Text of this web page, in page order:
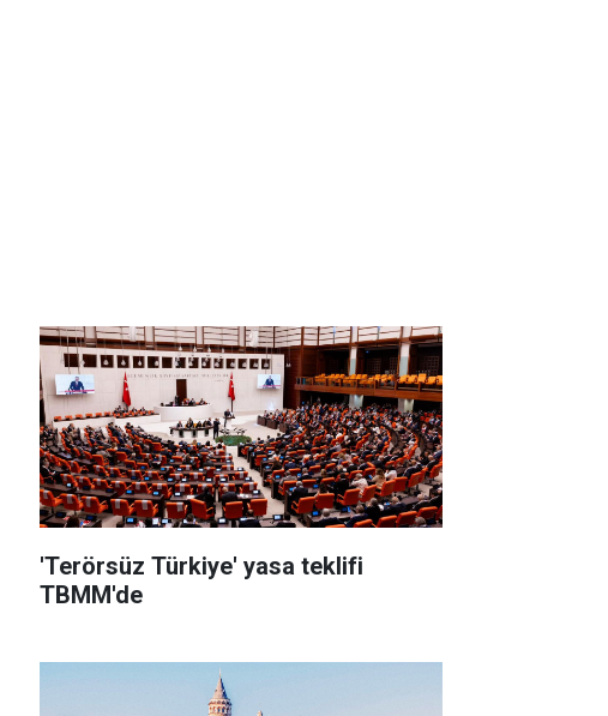
'Terörsüz Türkiye' yasa teklifi
TBMM'de